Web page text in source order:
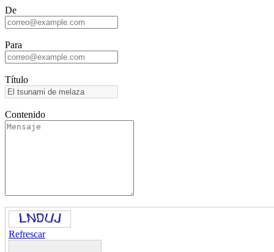
De
Para
Título
Contenido
Refrescar